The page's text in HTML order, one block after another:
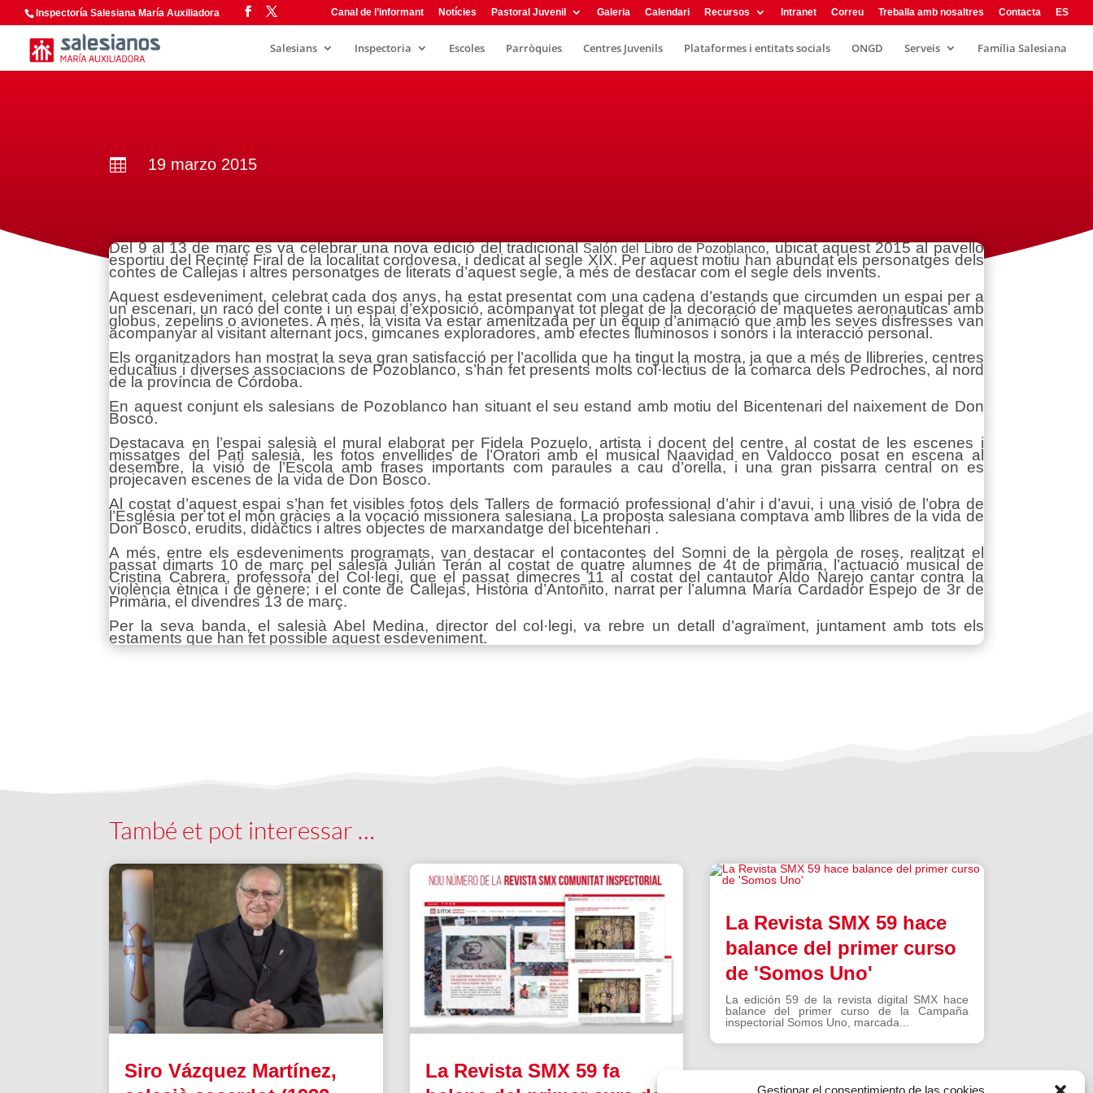
Gestionar el consentimiento de las cookies
Inspectoría Salesiana María Auxiliadora Canal de l’informant Notícies Pastoral Juvenil Galeria Calendari Recursos Intranet Correu Treballa amb nosaltres Contacta ES
Salesians Inspectoria Escoles Parròquies Centres Juvenils Plataformes i entitats socials ONGD Serveis Família Salesiana
 19 marzo 2015
Del 9 al 13 de març es va celebrar una nova edició del tradicionalSalón del Libro de Pozoblanco, ubicat aquest 2015 al pavelló
esportiu del Recinte Firal de la localitat cordovesa, i dedicat al segle XIX. Per aquest motiu han abundat els personatges dels
contes de Callejas i altres personatges de literats d’aquest segle, a més de destacar com el segle dels invents.
Aquest esdeveniment, celebrat cada dos anys, ha estat presentat com una cadena d’estands que circumden un espai per a
un escenari, un racó del conte i un espai d’exposició, acompanyat tot plegat de la decoració de maquetes aeronauticas amb
globus, zepelins o avionetes. A més, la visita va estar amenitzada per un equip d’animació que amb les seves disfresses van
acompanyar al visitant alternant jocs, gimcanes exploradores, amb efectes lluminosos i sonors i la interacció personal.
Els organitzadors han mostrat la seva gran satisfacció per l’acollida que ha tingut la mostra, ja que a més de llibreries, centres
educatius i diverses associacions de Pozoblanco, s’han fet presents molts col·lectius de la comarca dels Pedroches, al nord
de la província de Córdoba.
En aquest conjunt els salesians de Pozoblanco han situant el seu estand amb motiu del Bicentenari del naixement de Don
Bosco.
Destacava en l’espai salesià el mural elaborat per Fidela Pozuelo, artista i docent del centre, al costat de les escenes i
missatges del Pati salesià, les fotos envellides de l’Oratori amb el musical Naavidad en Valdocco posat en escena al
desembre, la visió de l’Escola amb frases importants com paraules a cau d’orella, i una gran pissarra central on es
projecaven escenes de la vida de Don Bosco.
Al costat d’aquest espai s’han fet visibles fotos dels Tallers de formació professional d’ahir i d’avui, i una visió de l’obra de
l’Església per tot el món gràcies a la vocació missionera salesiana. La proposta salesiana comptava amb llibres de la vida de
Don Bosco, erudits, didàctics i altres objectes de marxandatge del bicentenari .
A més, entre els esdeveniments programats, van destacar el contacontes del Somni de la pèrgola de roses, realitzat el
passat dimarts 10 de març pel salesià Julián Terán al costat de quatre alumnes de 4t de primària, l’actuació musical de
Cristina Cabrera, professora del Col·legi, que el passat dimecres 11 al costat del cantautor Aldo Narejo cantar contra la
violència ètnica i de gènere; i el conte de Callejas, Història d’Antoñito, narrat per l’alumna María Cardador Espejo de 3r de
Primària, el divendres 13 de març.
Per la seva banda, el salesià Abel Medina, director del col·legi, va rebre un detall d’agraïment, juntament amb tots els
estaments que han fet possible aquest esdeveniment.
També et pot interessar …
Siro Vázquez Martínez,
La Revista SMX 59 fa
La Revista SMX 59 hace
balance del primer curso
de 'Somos Uno'
La edición 59 de la revista digital SMX hace
balance del primer curso de la Campaña
inspectorial Somos Uno, marcada...